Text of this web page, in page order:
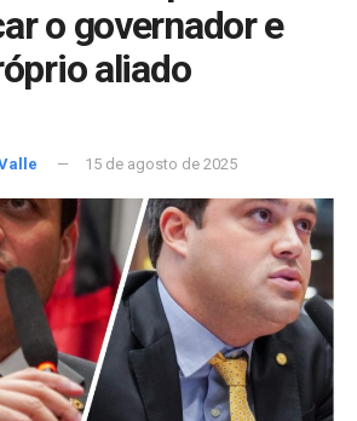
o governador e
aliado
15 de agosto de 2025